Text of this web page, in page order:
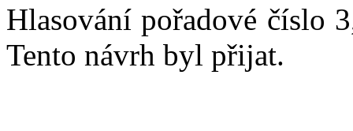
Hlasování pořadové číslo
Tento návrh byl přijat.